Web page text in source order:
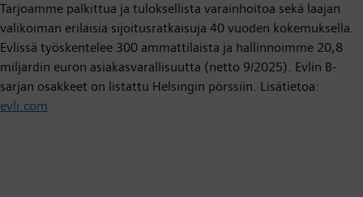
Tarjoamme palkittua ja tuloksellista varainhoitoa sekä laajan
valikoiman erilaisia sijoitusratkaisuja 40 vuoden kokemuksella.
Evlissä työskentelee 300 ammattilaista ja hallinnoimme 20,8
miljardin euron asiakasvarallisuutta (netto 9/2025). Evlin B-
sarjan osakkeet on listattu Helsingin pörssiin. Lisätietoa:
evli.com